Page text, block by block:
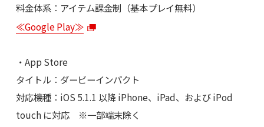
料金体系：アイテム課金制（基本プレイ無料）
≪Google Play≫
・App Store
タイトル：ダービーインパクト
対応機種：iOS 5.1.1 以降 iPhone、iPad、および iPod
touch に対応 ※一部端末除く